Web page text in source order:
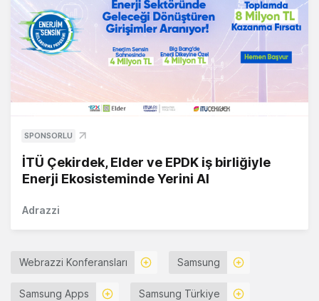
SPONSORLU
İTÜ Çekirdek, Elder ve EPDK iş birliğiyle
Enerji Ekosisteminde Yerini Al
Adrazzi
Webrazzi Konferansları Samsung
Samsung Apps Samsung Türkiye